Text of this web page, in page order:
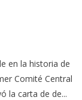
en la historia de
Comité Central
la carta de de...